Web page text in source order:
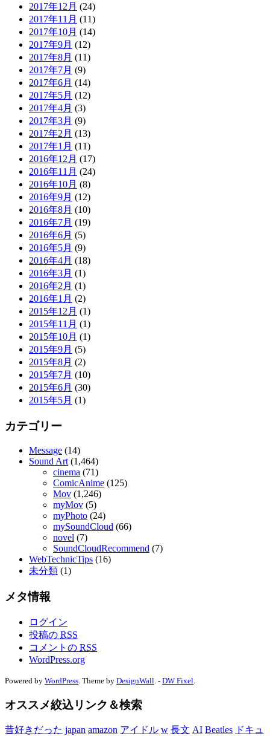
2017年12月 (24)
2017年11月 (11)
2017年10月 (14)
2017年9月 (12)
2017年8月 (11)
2017年7月 (9)
2017年6月 (14)
2017年5月 (12)
2017年4月 (3)
2017年3月 (9)
2017年2月 (13)
2017年1月 (11)
2016年12月 (17)
2016年11月 (24)
2016年10月 (8)
2016年9月 (12)
2016年8月 (10)
2016年7月 (19)
2016年6月 (5)
2016年5月 (9)
2016年4月 (18)
2016年3月 (1)
2016年2月 (1)
2016年1月 (2)
2015年12月 (1)
2015年11月 (1)
2015年10月 (1)
2015年9月 (5)
2015年8月 (2)
2015年7月 (10)
2015年6月 (30)
2015年5月 (1)
カテゴリー
Message (14)
Sound Art(1,464)
cinema (71)
ComicAnime (125)
Mov (1,246)
myMov (5)
myPhoto (24)
mySoundCloud (66)
novel (7)
SoundCloudRecommend (7)
WebTechnicTips (16)
未分類 (1)
メタ情報
ログイン
投稿の RSS
コメントの RSS
WordPress.org
Powered by WordPress . Theme by DesignWall . - DW Fixel
オススメ絞込リンク＆検索
昔好きだった japan amazon アイドル w 長文 AI Beatles ドキュ